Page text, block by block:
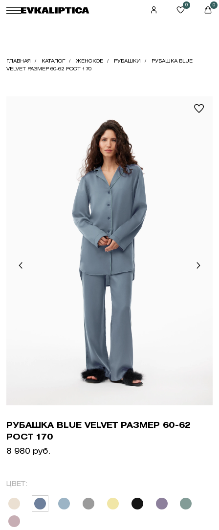
0 0
ГЛАВНАЯ КАТАЛОГ ЖЕНСКОЕ РУБАШКИ
РУБАШКА BLUE
VELVET РАЗМЕР 60-62 РОСТ 170
РУБАШКА BLUE VELVET РАЗМЕР 60-62
РОСТ 170
8 980 руб.
ЦВЕТ: